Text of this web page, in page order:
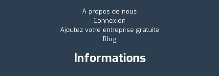
À propos de nous
Connexion
Ajoutez votre entreprise gratuite
Blog
Informations